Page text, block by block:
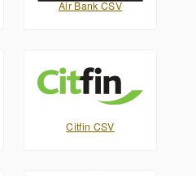
Air Bank CSV
Citfin CSV